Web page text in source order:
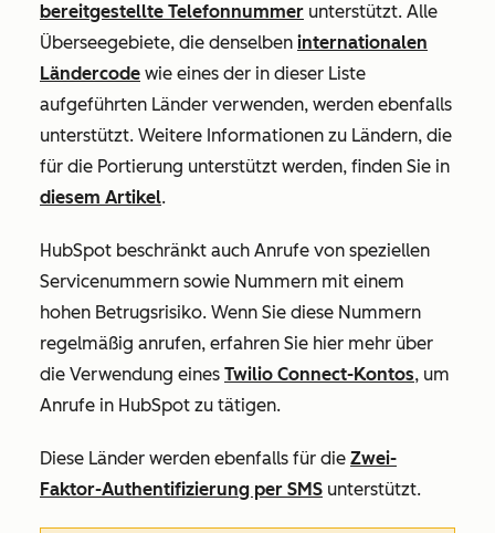
bereitgestellte Telefonnummer unterstützt. Alle
Überseegebiete, die denselben internationalen
Ländercode wie eines der in dieser Liste
aufgeführten Länder verwenden, werden ebenfalls
unterstützt. Weitere Informationen zu Ländern, die
für die Portierung unterstützt werden, finden Sie in
diesem Artikel.
HubSpot beschränkt auch Anrufe von speziellen
Servicenummern sowie Nummern mit einem
hohen Betrugsrisiko. Wenn Sie diese Nummern
regelmäßig anrufen, erfahren Sie hier mehr über
die Verwendung eines Twilio Connect-Kontos, um
Anrufe in HubSpot zu tätigen.
Diese Länder werden ebenfalls für die Zwei-
Faktor-Authentifizierung per SMS unterstützt.